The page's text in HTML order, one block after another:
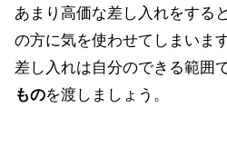
あまり高価な差し入れをする
の方に気を使わせてしまいます
差し入れは自分のできる範囲
ものを渡しましょう。